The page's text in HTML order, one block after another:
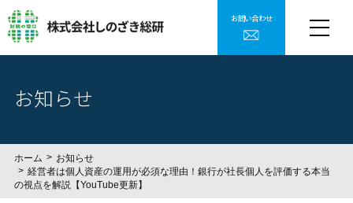
お問い合わせ
お知らせ
ホーム
お知らせ
経営者は個人資産の運用が必須な理由！銀行が社長個人を評価する本当
の視点を解説【YouTube更新】